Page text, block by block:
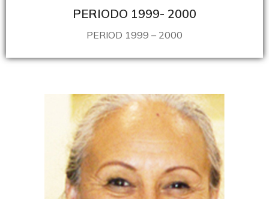
PERIODO 1999- 2000
PERIOD 1999 – 2000